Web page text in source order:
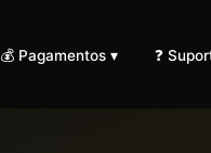
💰 Pagamentos ▾ ❓